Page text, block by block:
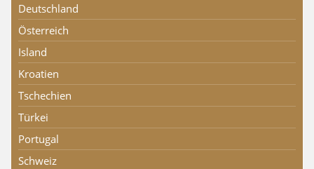
Deutschland
Österreich
Island
Kroatien
Tschechien
Türkei
Portugal
Schweiz